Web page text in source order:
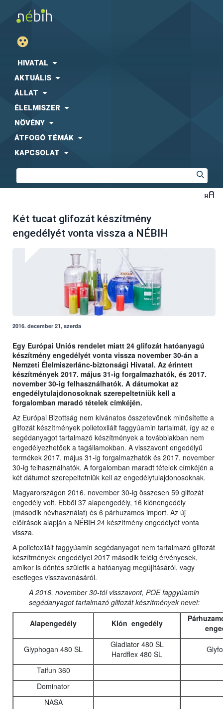
HIVATAL
AKTUÁLIS
ÁLLAT
ÉLELMISZER
NÖVÉNY
ÁTFOGÓ TÉMÁK
KAPCSOLAT
Két tucat glifozát készítmény
engedélyét vonta vissza a NÉBIH
2016. december 21, szerda
Egy Európai Uniós rendelet miatt 24 glifozát hatóanyagú
készítmény engedélyét vonta vissza november 30-án a
Nemzeti Élelmiszerlánc-biztonsági Hivatal. Az érintett
készítmények 2017. május 31-ig forgalmazhatók, és 2017.
november 30-ig felhasználhatók. A dátumokat az
engedélytulajdonosoknak szerepeltetniük kell a
forgalomban maradó tételek címkéjén.
Az Európai Bizottság nem kívánatos összetevőnek minősítette a
glifozát készítmények polietoxilált faggyúamin tartalmát, így az e
segédanyagot tartalmazó készítmények a továbbiakban nem
engedélyezhetőek a tagállamokban. A visszavont engedélyű
termékek 2017. május 31-ig forgalmazhatók és 2017. november
30-ig felhasználhatók. A forgalomban maradt tételek címkéjén a
két dátumot szerepeltetniük kell az engedélytulajdonosoknak.
Magyarországon 2016. november 30-ig összesen 59 glifozát
engedély volt. Ebből 37 alapengedély, 16 klónengedély
(második névhasználat) és 6 párhuzamos import. Az új
előírások alapján a NÉBIH 24 készítmény engedélyét vonta
vissza.
A polietoxilált faggyúamin segédanyagot nem tartalmazó glifozát
készítmények engedélyei 2017 második feléig érvényesek,
amikor is döntés születik a hatóanyag megújításáról, vagy
esetleges visszavonásáról.
A 2016. november 30-tól visszavont, POE faggyúamin
segédanyagot tartalmazó glifozát készítmények nevei:
Alapengedély Klón engedély
Glyphogan 480 SL
Gladiator 480 SL
Hardflex 480 SL
Taifun 360
Dominator
NASA